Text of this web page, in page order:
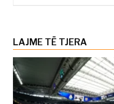
LAJME TË TJERA